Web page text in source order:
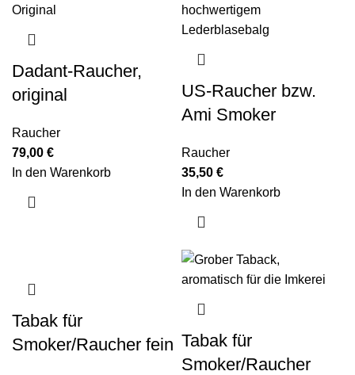
Dadant-Raucher,
original
Raucher
79,00 €
In den Warenkorb
US-Raucher bzw.
Ami Smoker
Raucher
35,50 €
In den Warenkorb
Tabak für
Smoker/Raucher fein Tabak für
Smoker/Raucher